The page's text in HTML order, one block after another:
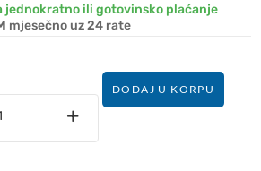
jednokratno ili gotovinsko plaćanje
mjesečno uz 24 rate
DODAJ U KORPU